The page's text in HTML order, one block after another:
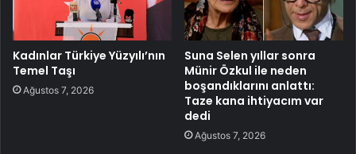
Kadınlar Türkiye Yüzyılı’nın
Temel Taşı
Ağustos 7, 2026
Suna Selen yıllar sonra
Münir Özkul ile neden
boşandıklarını anlattı:
Taze kana ihtiyacım var
dedi
Ağustos 7, 2026